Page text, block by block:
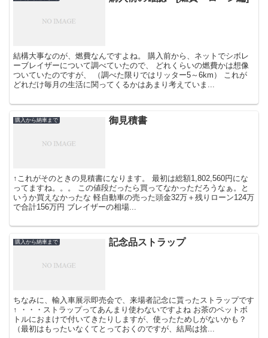
結構大事なのが、燃費なんですよね。 購入前から、ネットでシボレ
ーブレイザーについて調べていたので、 どれくらいの燃費かは想像
ついていたのですが、 （調べた限りではリッター5～6km） これが
どれだけ毎月の生活に関ってくるかはあまり考えていま...
購入から納車まで 御見積書
↑これがそのときの見積書になります。 最初は総額1,802,560円にな
ってますね。。。 この値段だったら買ってなかっただろうなぁ。と
いうか買えなかったな 軽自動車の売った頭金32万＋残りローン124万
で合計156万円 ブレイザーの相場...
購入から納車まで 記念品ストラップ
ちなみに、輸入車展示即売会で、来場者記念に貰ったストラップです
↑ ・・・ストラップってあんまり使わないですよね お茶のペットボ
トルにおまけで付いてきたりしますが、使ったためしがないかも？
（最初はもったいなくてとっておくのですが、結局は捨...